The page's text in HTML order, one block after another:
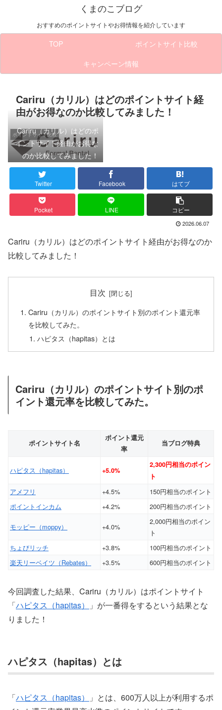
くまのこブログ
おすすめのポイントサイトやお得情報を紹介しています
TOP
ポイントサイト比較
キャンペーン情報
Cariru（カリル）はどのポイントサイト経
由がお得なのか比較してみました！
ポイントサイト比較
Cariru（カリル）はどのポ
イントサイト経由がお得な
のか比較してみました！
Twitter Facebook はてブ
Pocket LINE コピー
2026.06.07
Cariru（カリル）はどのポイントサイト経由がお得なのか
比較してみました！
目次
Cariru（カリル）のポイントサイト別のポイント還元率
を比較してみた。
ハピタス（hapitas）とは
Cariru（カリル）のポイントサイト別のポ
イント還元率を比較してみた。
ポイントサイト名
ポイント還元
率
当ブログ特典
ハピタス（hapitas） +5.0%
2,300円相当のポイン
ト
アメフリ +4.5%
150円相当のポイント
ポイントインカム
+4.2% 200円相当のポイント
モッピー（moppy） +4.0%
2,000円相当のポイン
ト
ちょびリッチ
+3.8%
100円相当のポイント
楽天リーベイツ（Rebates）
+3.5% 600円相当のポイント
今回調査した結果、Cariru（カリル）はポイントサイト
「ハピタス（hapitas）
」が一番得をするという結果とな
りました！
ハピタス（hapitas）とは
「ハピタス（hapitas）
」とは、600万人以上が利用するポ